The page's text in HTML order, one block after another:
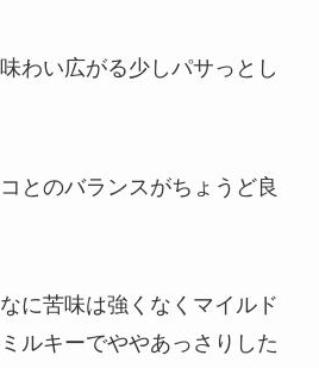
わい広がる少しパサっとし
とのバランスがちょうど良
に苦味は強くなくマイルド
ルキーでややあっさりした